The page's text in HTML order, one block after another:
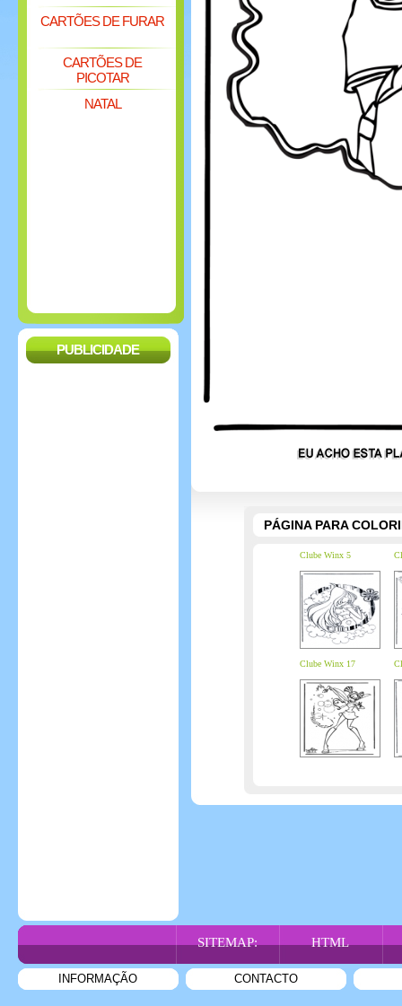
CARTÕES DE FURAR
CARTÕES DE
PICOTAR
NATAL
PUBLICIDADE
PÁGINA PARA
Clube Winx 5
Clube Winx 17
SITEMAP: HTML
INFORMAÇÃO CONTACTO